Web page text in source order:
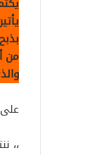
من
والذي
،،